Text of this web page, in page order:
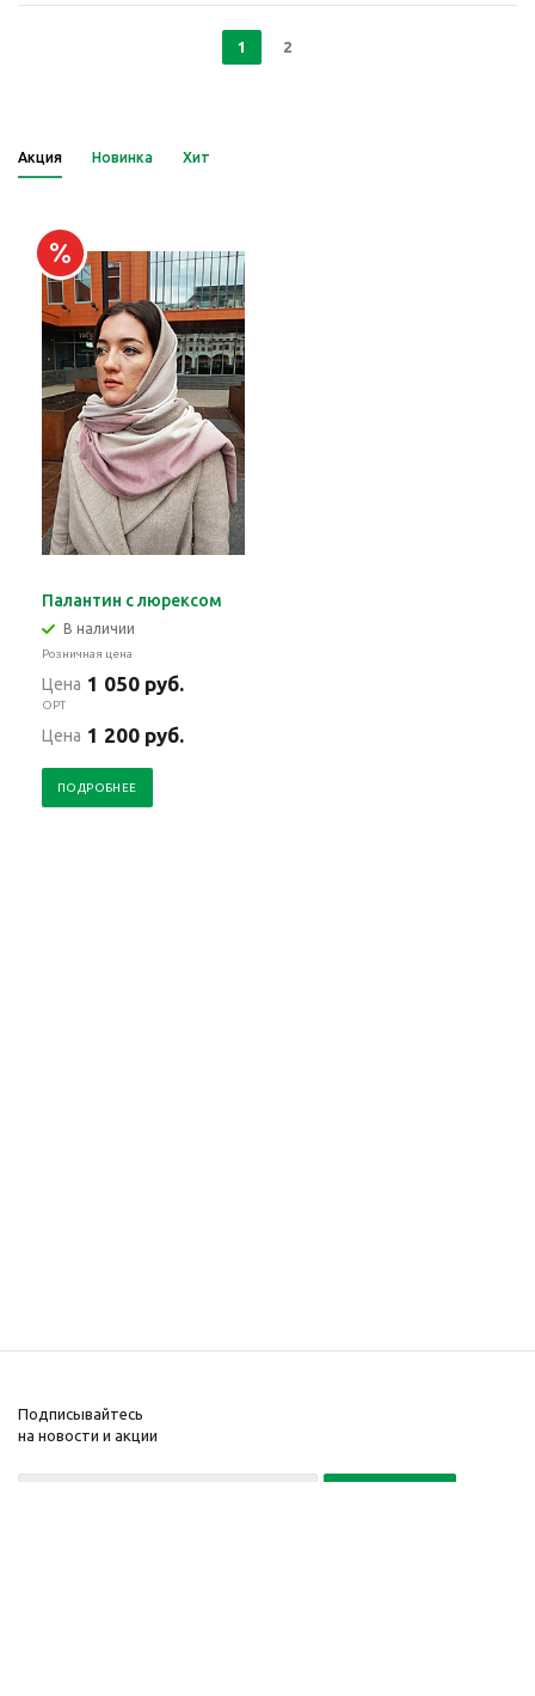
1 2
Акция Новинка Хит
Палантин с люрексом
В наличии
Розничная цена
Цена 1 050 руб.
OPT
Цена 1 200 руб.
ПОДРОБНЕЕ
Подписывайтесь
на новости и акции